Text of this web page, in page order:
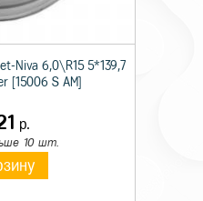
Niva 6,0\R15 5*139,7
[15006 S AM]
р.
10 шт.